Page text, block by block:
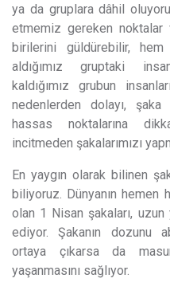
ya da gruplara dâhil
etmemiz gereken noktalar
birilerini güldürebilir,
aldığımız gruptaki
kaldığımız grubun
nedenlerden dolayı, şaka
hassas noktalarına
incitmeden şakalarımızı
En yaygın olarak bilinen
biliyoruz. Dünyanın
olan 1 Nisan şakaları, uzun
ediyor. Şakanın dozunu
ortaya çıkarsa da
yaşanmasını sağlıyor.